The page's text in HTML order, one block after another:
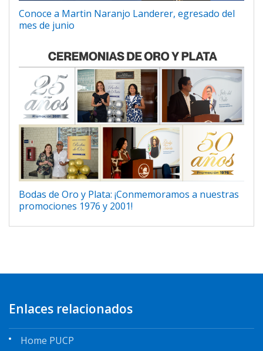
Conoce a Martin Naranjo Landerer, egresado del
mes de junio
Bodas de Oro y Plata: ¡Conmemoramos a nuestras
promociones 1976 y 2001!
Enlaces relacionados
Home PUCP